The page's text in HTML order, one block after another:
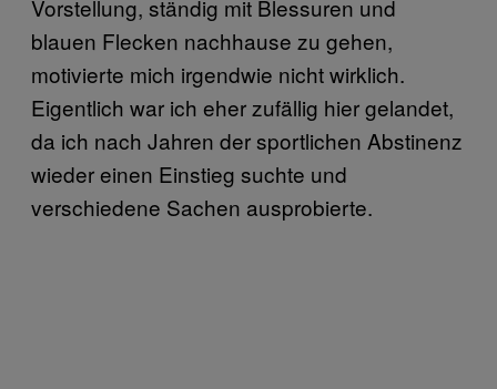
Vorstellung, ständig mit Blessuren und
blauen Flecken nachhause zu gehen,
motivierte mich irgendwie nicht wirklich.
Eigentlich war ich eher zufällig hier gelandet,
da ich nach Jahren der sportlichen Abstinenz
wieder einen Einstieg suchte und
verschiedene Sachen ausprobierte.